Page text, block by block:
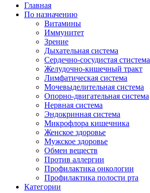
Главная
По назначению
Витамины
Иммунитет
Зрение
Дыхательная система
Сердечно-сосудистая стистема
Желудочно-кишечный тракт
Лимфатическая система
Мочевыделительная система
Опорно-двигательная система
Нервная система
Эндокринная система
Микрофлора кишечника
Женское здоровье
Мужское здоровье
Обмен веществ
Против аллергии
Профилактика онкологии
Профилактика полости рта
Категории